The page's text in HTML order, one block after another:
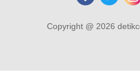
Copyright @ 2026